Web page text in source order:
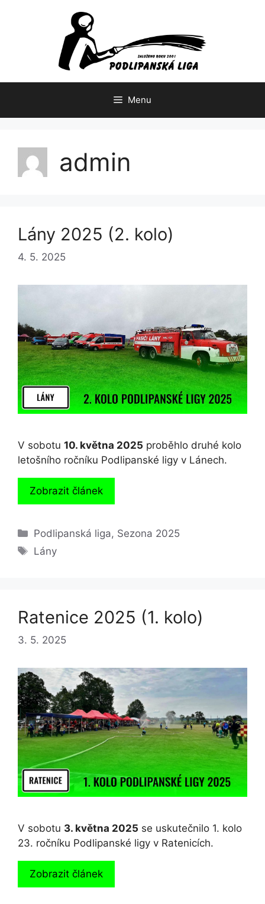
Menu
admin
Lány 2025 (2. kolo)
4. 5. 2025
V sobotu 10. května 2025 proběhlo druhé kolo
letošního ročníku Podlipanské ligy v Lánech.
Zobrazit článek
Rubriky
Podlipanská liga, Sezona 2025
Štítky
Lány
Ratenice 2025 (1. kolo)
3. 5. 2025
V sobotu 3. května 2025 se uskutečnilo 1. kolo
23. ročníku Podlipanské ligy v Ratenicích.
Zobrazit článek